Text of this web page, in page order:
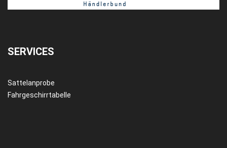
SERVICES
Sattelanprobe
Fahrgeschirrtabelle